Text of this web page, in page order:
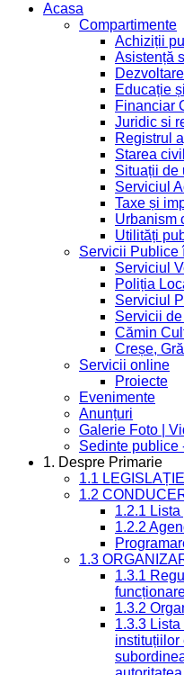
Acasa
Compartimente
Achiziții
Asistență
Educație
Financiar
Juridic si
Registrul
Starea
Situații de
Serviciul
Taxe și
Urbanism
Utilități
Servicii Publice
Serviciul
Poliția
Serviciul
Servicii
Cămin
Creșe,
Servicii online
Proiecte
Evenimente
Anunțuri
Galerie Foto |
Sedinte publice
1. Despre Primarie
1.1 LEGISLAȚIE
1.2
1.2.1
1.2.2
1.3
1.3.1
1.3.2
1.3.3
instituțiilor